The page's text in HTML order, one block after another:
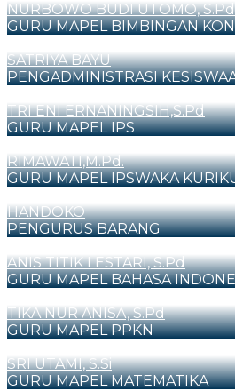
NURBOWO BUDI UTOMO,
GURU MAPEL BIMBINGAN
SATRIYA BAYU
PENGADMINISTRASI
TRI ENI ERNANINGSIH,S.Pd
GURU MAPEL IPS
RIMAWATI,M.Pd.
GURU MAPEL IPSWAKA
HANDOKO
PENGURUS BARANG
ANIS TITIK LESTARI, S.Pd
GURU MAPEL BAHASA
TIKA NUR ANISA, S.Pd
GURU MAPEL PPKN
SRI UTAMI, S.Si
GURU MAPEL MATEMATIKA